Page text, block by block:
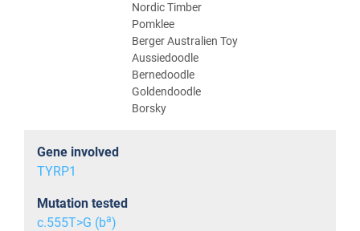
Nordic Timber
Pomklee
Berger Australien Toy
Aussiedoodle
Bernedoodle
Goldendoodle
Borsky
Gene involved
TYRP1
Mutation tested
c.555T>G (ba)